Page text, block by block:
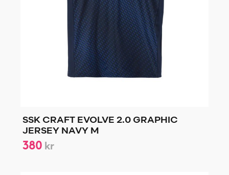
SSK CRAFT EVOLVE 2.0 GRAPHIC
JERSEY NAVY M
380 kr